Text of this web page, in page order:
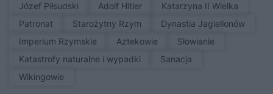
Józef Piłsudski
Adolf Hitler
Katarzyna II Wielka
patronat
Starożytny Rzym
Dynastia Jagiellonów
Imperium Rzymskie
Aztekowie
Słowianie
Katastrofy naturalne i wypadki
sanacja
Wikingowie